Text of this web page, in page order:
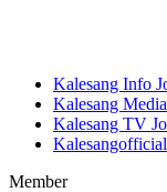
Kalesang Info
Kalesang Media
Kalesang TV
Kalesangofficial
Member